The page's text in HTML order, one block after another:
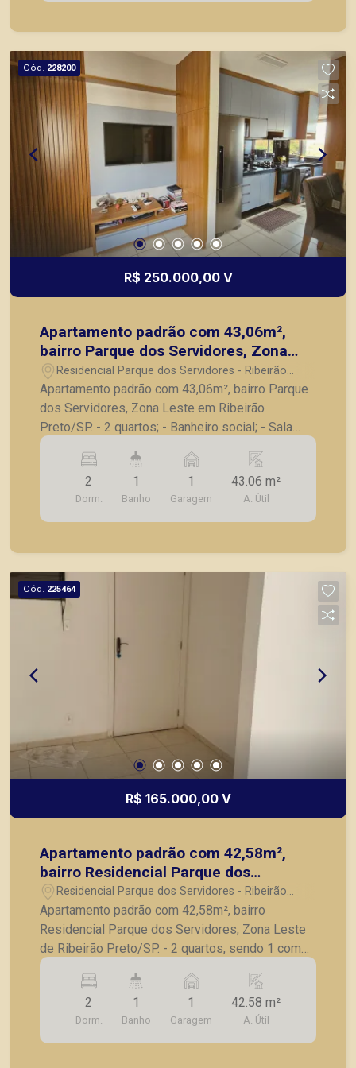
Cód. 228200
R$ 250.000,00 V
Apartamento padrão com 43,06m²,
bairro Parque dos Servidores, Zona
Leste em Ribeirão Preto/SP.
Residencial Parque dos Servidores - Ribeirão
Preto/SP
Apartamento padrão com 43,06m², bairro Parque
dos Servidores, Zona Leste em Ribeirão
Preto/SP. - 2 quartos; - Banheiro social; - Sala
para 2 ambientes; - Cozinha planejada; -
Lavanderia; - 1 vaga de garagem. A Piramid tem
como objetivo atender seus clientes com
agilidade e segurança, em locação, vendas de
imóveis prontos, usados ou mesmo nos
2
Dorm.
1
Banho
1
Garagem
43.06 m²
A. Útil
Cód. 225464
R$ 165.000,00 V
Apartamento padrão com 42,58m²,
bairro Residencial Parque dos
Servidores, Zona Leste de Ribeirão
Preto/SP.
Residencial Parque dos Servidores - Ribeirão
Preto/SP
Apartamento padrão com 42,58m², bairro
Residencial Parque dos Servidores, Zona Leste
de Ribeirão Preto/SP. - 2 quartos, sendo 1 com
guarda roupa e ar- condicionado; - Banheiro social
com box e espelho; - Sala para 2 ambientes; -
Cozinha com armários; - Área de serviço; - 1 vaga
de garagem. A Piramid tem como objetivo
atender seus clientes com agilidade e segurança,
2
Dorm.
1
Banho
1
Garagem
42.58 m²
A. Útil